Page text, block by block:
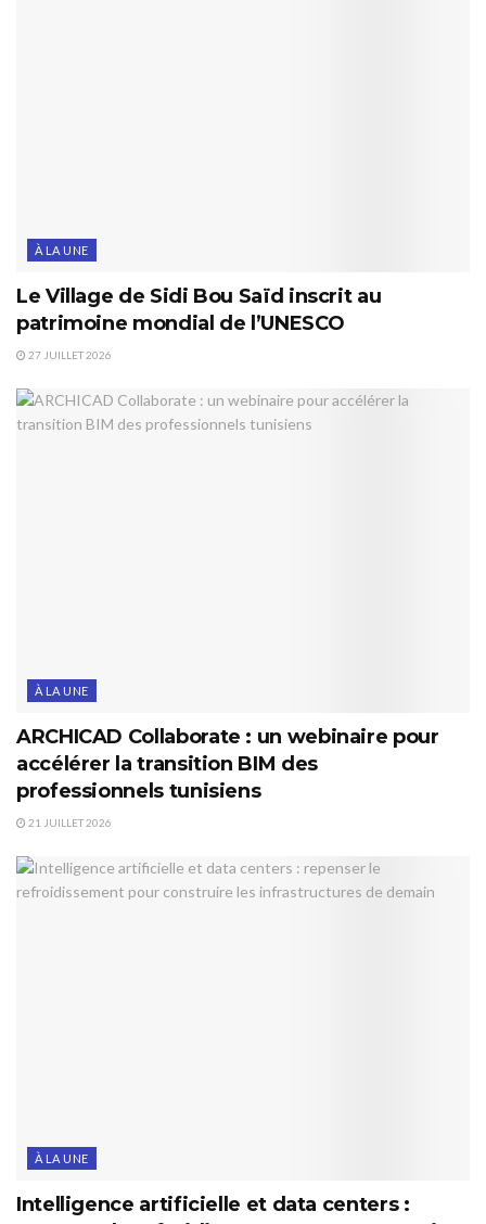
À LA UNE
Le Village de Sidi Bou Saïd inscrit au
patrimoine mondial de l’UNESCO
27 JUILLET 2026
À LA UNE
ARCHICAD Collaborate : un webinaire pour
accélérer la transition BIM des
professionnels tunisiens
21 JUILLET 2026
À LA UNE
Intelligence artificielle et data centers :